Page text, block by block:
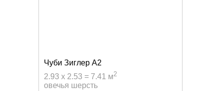
Чуби Зиглер A2
2.93 x 2.53 = 7.41 м2
овечья шерсть